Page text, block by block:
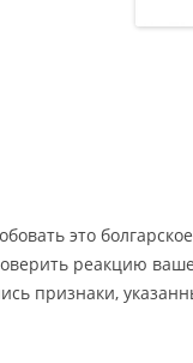
это
реакцию
признаки,